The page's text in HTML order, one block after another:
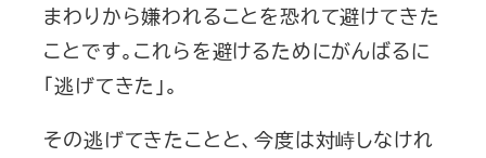
まわりから嫌われることを恐れて避けてきた
ことです。これらを避けるためにがんばるに
「逃げてきた」。
その逃げてきたことと、今度は対峙しなけれ